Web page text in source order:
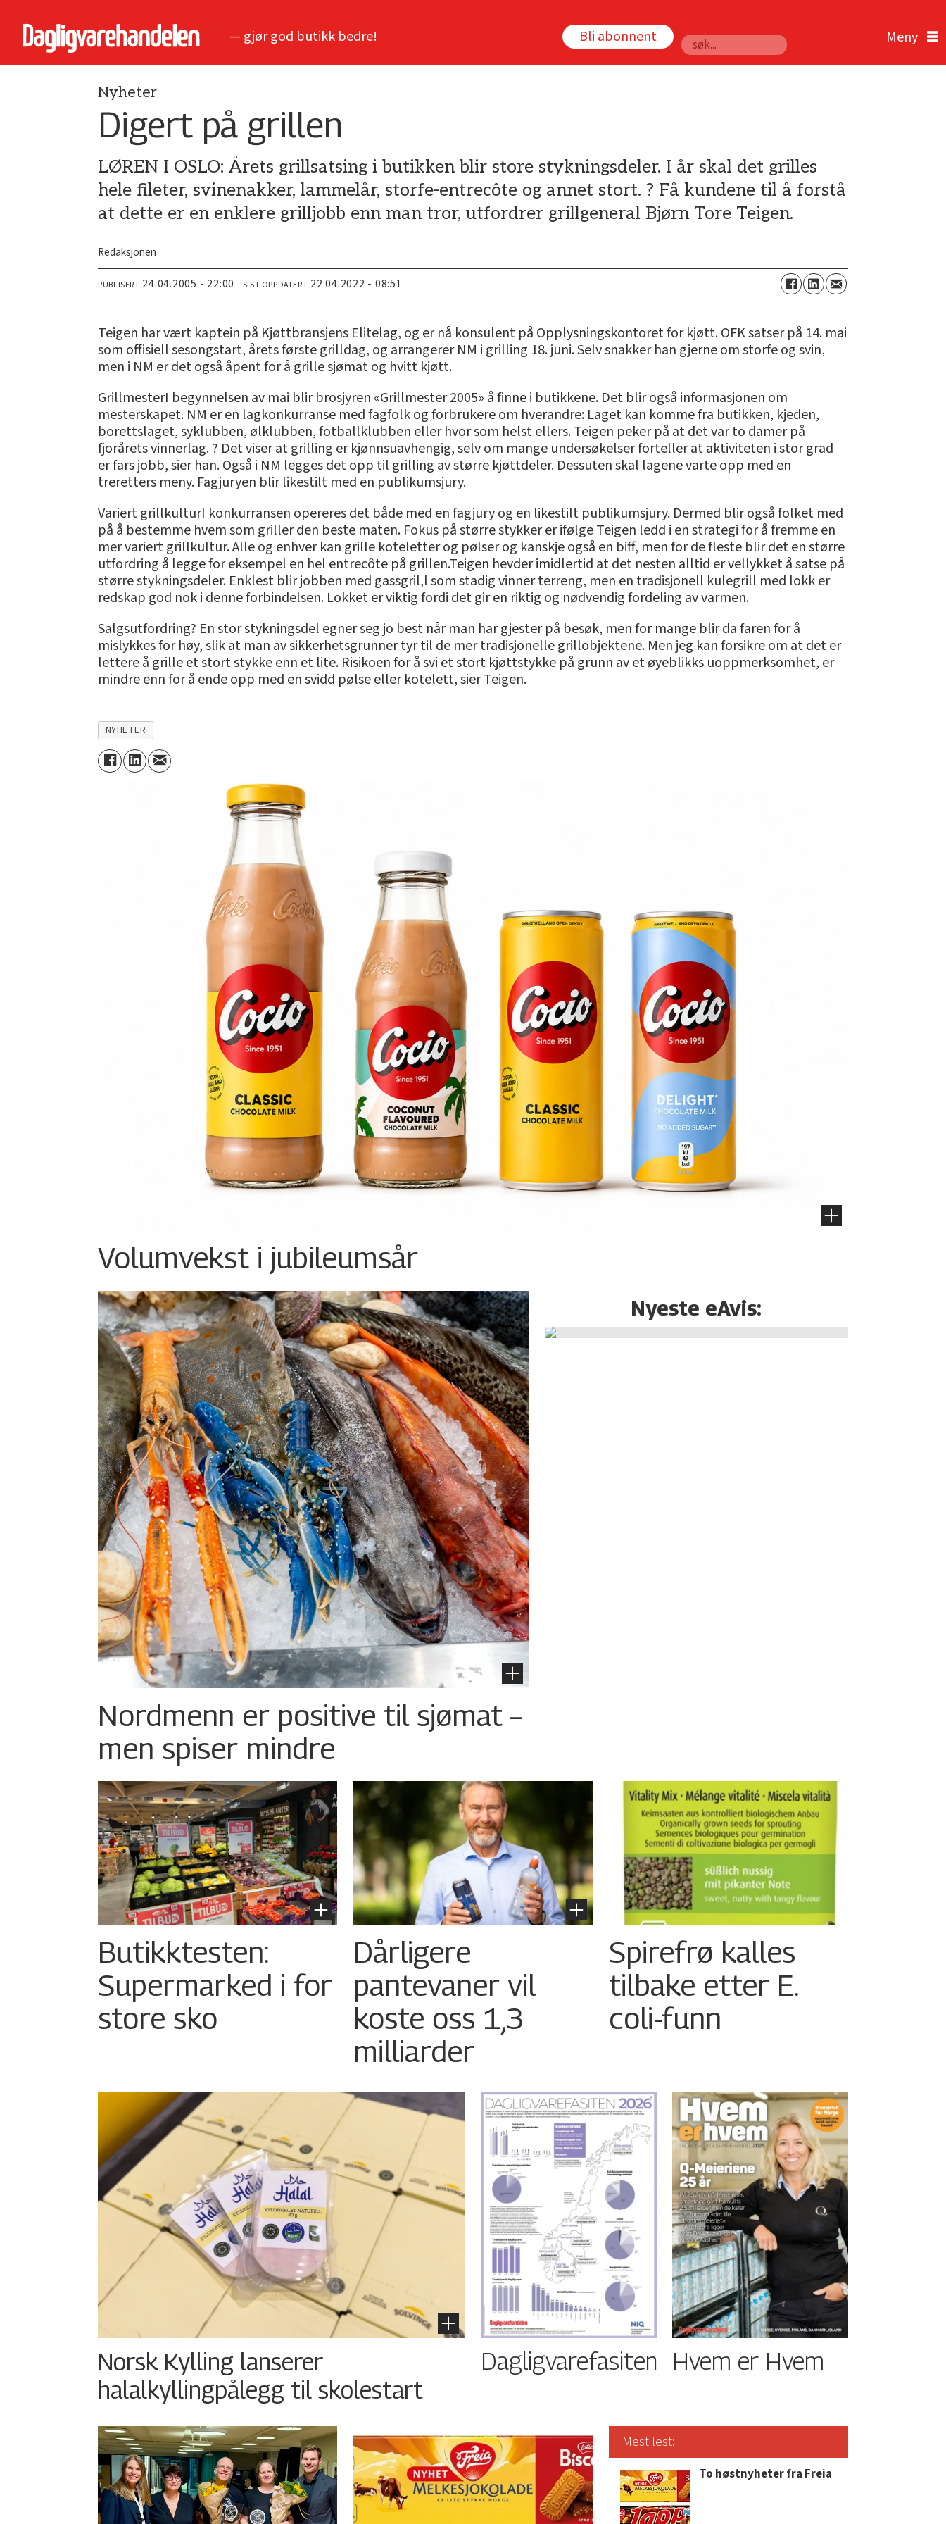
— gjør god butikk bedre! Bli abonnent
Søk
Nyheter
Digert på grillen
LØREN I OSLO: Årets grillsatsing i butikken blir store stykningsdeler. I år skal det grilles
hele fileter, svinenakker, lammelår, storfe-entrecôte og annet stort. ? Få kundene til å forstå
at dette er en enklere grilljobb enn man tror, utfordrer grillgeneral Bjørn Tore Teigen.
Redaksjonen
PUBLISERT 24.04.2005 - 22:00 SIST OPPDATERT 22.04.2022 - 08:51
Teigen har vært kaptein på Kjøttbransjens Elitelag, og er nå konsulent på Opplysningskontoret for kjøtt. OFK satser på 14. mai
som offisiell sesongstart, årets første grilldag, og arrangerer NM i grilling 18. juni. Selv snakker han gjerne om storfe og svin,
men i NM er det også åpent for å grille sjømat og hvitt kjøtt.
GrillmesterI begynnelsen av mai blir brosjyren «Grillmester 2005» å finne i butikkene. Det blir også informasjonen om
mesterskapet. NM er en lagkonkurranse med fagfolk og forbrukere om hverandre: Laget kan komme fra butikken, kjeden,
borettslaget, syklubben, ølklubben, fotballklubben eller hvor som helst ellers. Teigen peker på at det var to damer på
fjorårets vinnerlag. ? Det viser at grilling er kjønnsuavhengig, selv om mange undersøkelser forteller at aktiviteten i stor grad
er fars jobb, sier han. Også i NM legges det opp til grilling av større kjøttdeler. Dessuten skal lagene varte opp med en
treretters meny. Fagjuryen blir likestilt med en publikumsjury.
Variert grillkulturI konkurransen opereres det både med en fagjury og en likestilt publikumsjury. Dermed blir også folket med
på å bestemme hvem som griller den beste maten. Fokus på større stykker er ifølge Teigen ledd i en strategi for å fremme en
mer variert grillkultur. Alle og enhver kan grille koteletter og pølser og kanskje også en biff, men for de fleste blir det en større
utfordring å legge for eksempel en hel entrecôte på grillen.Teigen hevder imidlertid at det nesten alltid er vellykket å satse på
større stykningsdeler. Enklest blir jobben med gassgril,l som stadig vinner terreng, men en tradisjonell kulegrill med lokk er
redskap god nok i denne forbindelsen. Lokket er viktig fordi det gir en riktig og nødvendig fordeling av varmen.
Salgsutfordring? En stor stykningsdel egner seg jo best når man har gjester på besøk, men for mange blir da faren for å
mislykkes for høy, slik at man av sikkerhetsgrunner tyr til de mer tradisjonelle grillobjektene. Men jeg kan forsikre om at det er
lettere å grille et stort stykke enn et lite. Risikoen for å svi et stort kjøttstykke på grunn av et øyeblikks uoppmerksomhet, er
mindre enn for å ende opp med en svidd pølse eller kotelett, sier Teigen.
NYHETER
Volumvekst i jubileumsår
Nordmenn er positive til sjømat –
men spiser mindre
Nyeste eAvis:
Butikktesten:
Supermarked i for
store sko
Dårligere
pantevaner vil
koste oss 1,3
milliarder
Spirefrø kalles
tilbake etter E.
coli-funn
Norsk Kylling lanserer
halalkyllingpålegg til skolestart
Dagligvarefasiten Hvem er Hvem
Mest lest:
To høstnyheter fra Freia